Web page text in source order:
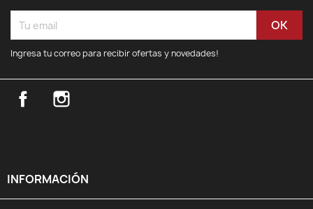
Ingresa tu correo para recibir ofertas y novedades!
Facebook
INFORMACIÓN